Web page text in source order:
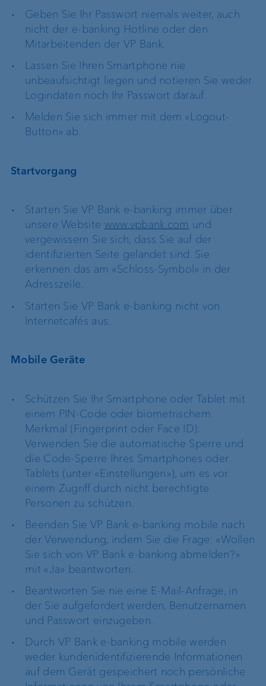
Geben Sie Ihr Passwort niemals weiter, auch
nicht der e-banking Hotline oder den
Mitarbeitenden der VP Bank.
Lassen Sie Ihren Smartphone nie
unbeaufsichtigt liegen und notieren Sie weder
Logindaten noch Ihr Passwort darauf.
Melden Sie sich immer mit dem «Logout-
Button» ab.
Startvorgang
Starten Sie VP Bank e-banking immer über
unsere Website www.vpbank.com und
vergewissern Sie sich, dass Sie auf der
identifizierten Seite gelandet sind. Sie
erkennen das am «Schloss-Symbol» in der
Adresszeile.
Starten Sie VP Bank e-banking nicht von
Internetcafés aus.
Mobile Geräte
Schützen Sie Ihr Smartphone oder Tablet mit
einem PIN-Code oder biometrischem
Merkmal (Fingerprint oder Face ID):
Verwenden Sie die automatische Sperre und
die Code-Sperre Ihres Smartphones oder
Tablets (unter «Einstellungen»), um es vor
einem Zugriff durch nicht berechtigte
Personen zu schützen.
Beenden Sie VP Bank e-banking mobile nach
der Verwendung, indem Sie die Frage: «Wollen
Sie sich von VP Bank e-banking abmelden?»
mit «Ja» beantworten.
Beantworten Sie nie eine E-Mail-Anfrage, in
der Sie aufgefordert werden, Benutzernamen
und Passwort einzugeben.
Durch VP Bank e-banking mobile werden
weder kundenidentifizierende Informationen
auf dem Gerät gespeichert noch persönliche